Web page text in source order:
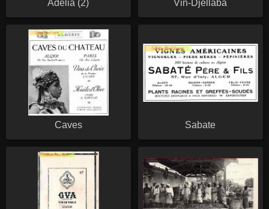
Adelia (2) Vin-Djellaba
Caves Sabate